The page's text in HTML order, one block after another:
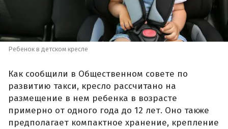
Ребенок в детском кресле
Как сообщили в Общественном совете по
развитию такси, кресло рассчитано на
размещение в нем ребенка в возрасте
примерно от одного года до 12 лет. Оно также
предполагает компактное хранение, крепление